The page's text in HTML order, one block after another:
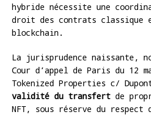
hybride nécessite une
droit des contrats classique
blockchain.
La jurisprudence naissante,
Cour d’appel de Paris du 12
Tokenized Properties c/
validité du transfert de
NFT, sous réserve du respect